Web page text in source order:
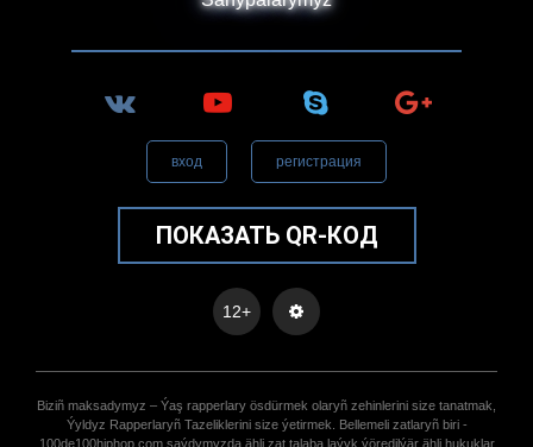
вход регистрация
ПОКАЗАТЬ QR-КОД
12+
Biziñ maksadymyz – Ýaş rapperlary ösdürmek olaryñ zehinlerini size tanatmak,
Ýyldyz Rapperlaryñ Tazeliklerini size ýetirmek. Bellemeli zatlaryñ biri -
100de100hiphop.com saýdymyzda ähli zat talaba laýyk ýöredilýär ähli hukuklar